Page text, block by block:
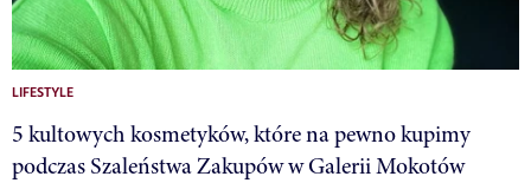
LIFESTYLE
5 kultowych kosmetyków, które na pewno kupimy
podczas Szaleństwa Zakupów w Galerii Mokotów